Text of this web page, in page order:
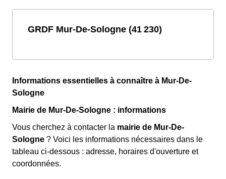
GRDF Mur-De-Sologne (41 230)
Informations essentielles à connaître à Mur-De-
Sologne
Mairie de Mur-De-Sologne : informations
Vous cherchez à contacter la mairie de Mur-De-
Sologne ? Voici les informations nécessaires dans le
tableau ci-dessous : adresse, horaires d'ouverture et
coordonnées.